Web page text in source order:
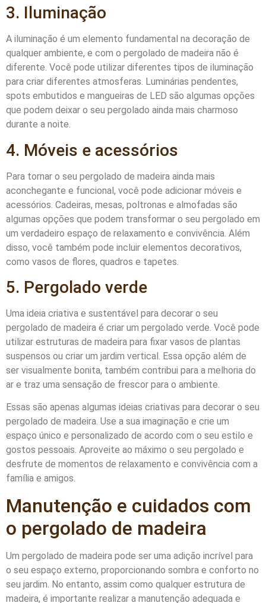
3. Iluminação
A iluminação é um elemento fundamental na decoração de
qualquer ambiente, e com o pergolado de madeira não é
diferente. Você pode utilizar diferentes tipos de iluminação
para criar diferentes atmosferas. Luminárias pendentes,
spots embutidos e mangueiras de LED são algumas opções
que podem deixar o seu pergolado ainda mais charmoso
durante a noite.
4. Móveis e acessórios
Para tornar o seu pergolado de madeira ainda mais
aconchegante e funcional, você pode adicionar móveis e
acessórios. Cadeiras, mesas, poltronas e almofadas são
algumas opções que podem transformar o seu pergolado em
um verdadeiro espaço de relaxamento e convivência. Além
disso, você também pode incluir elementos decorativos,
como vasos de flores, quadros e tapetes.
5. Pergolado verde
Uma ideia criativa e sustentável para decorar o seu
pergolado de madeira é criar um pergolado verde. Você pode
utilizar estruturas de madeira para fixar vasos de plantas
suspensos ou criar um jardim vertical. Essa opção além de
ser visualmente bonita, também contribui para a melhoria do
ar e traz uma sensação de frescor para o ambiente.
Essas são apenas algumas ideias criativas para decorar o seu
pergolado de madeira. Use a sua imaginação e crie um
espaço único e personalizado de acordo com o seu estilo e
gostos pessoais. Aproveite ao máximo o seu pergolado e
desfrute de momentos de relaxamento e convivência com a
família e amigos.
Manutenção e cuidados com
o pergolado de madeira
Um pergolado de madeira pode ser uma adição incrível para
o seu espaço externo, proporcionando sombra e conforto no
seu jardim. No entanto, assim como qualquer estrutura de
madeira, é importante realizar a manutenção adequada e